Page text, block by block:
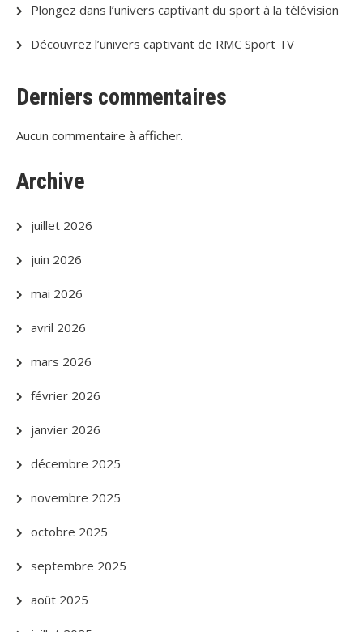
Plongez dans l’univers captivant du sport à la télévision
Découvrez l’univers captivant de RMC Sport TV
Derniers commentaires
Aucun commentaire à afficher.
Archive
juillet 2026
juin 2026
mai 2026
avril 2026
mars 2026
février 2026
janvier 2026
décembre 2025
novembre 2025
octobre 2025
septembre 2025
août 2025